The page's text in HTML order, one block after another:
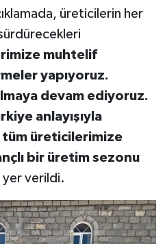
üreticilerin her
muhtelif
yapıyoruz.
devam ediyoruz.
anlayışıyla
üreticilerimize
bir üretim sezonu
verildi.